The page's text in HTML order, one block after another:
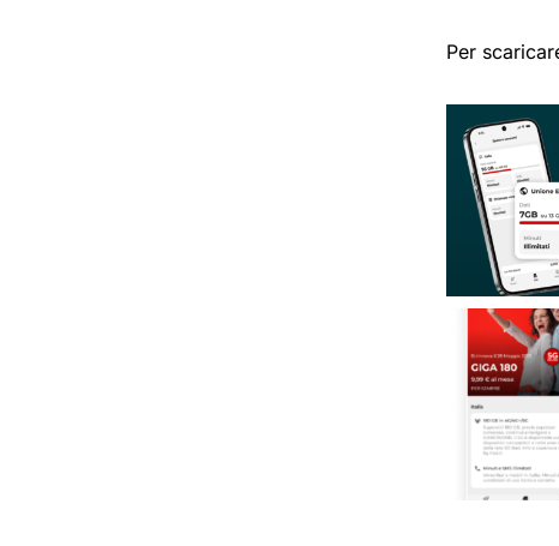
Per